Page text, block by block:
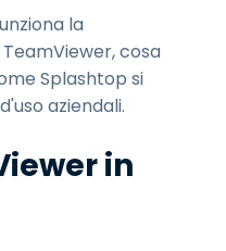
la
cosa
Splashtop si
aziendali.
in